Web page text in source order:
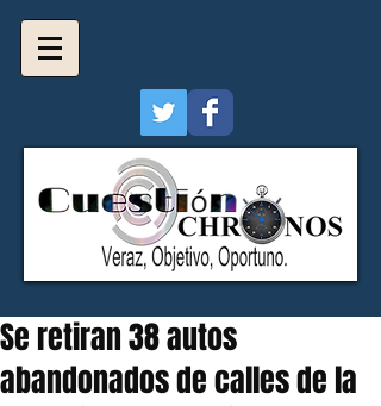
Se retiran 38 autos
abandonados de calles de la